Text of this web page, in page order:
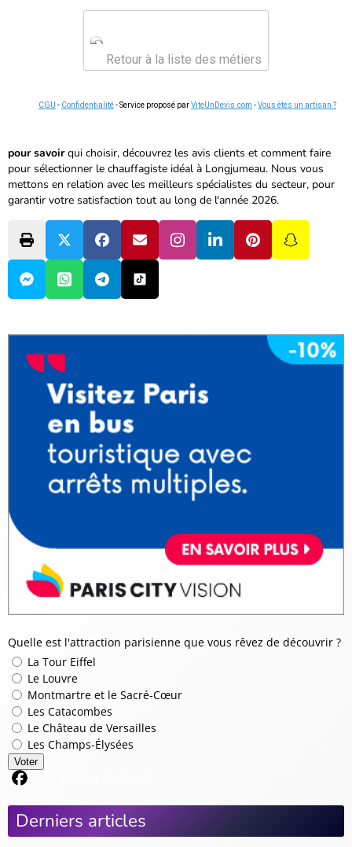
Retour à la liste des métiers
CGU - Confidentialité- Service proposé parViteUnDevis.com -Vous êtes un artisan ?
pour savoirqui choisir, découvrez les avis clients et comment faire
pour sélectionner le chauffagiste idéal à Longjumeau. Nous vous
mettons en relation avec les meilleurs spécialistes du secteur, pour
garantir votre satisfaction tout au long de l'année 2026.
Quelle est l'attraction parisienne que vous rêvez de découvrir ?
La Tour Eiffel
Le Louvre
Montmartre et le Sacré-Cœur
Les Catacombes
Le Château de Versailles
Les Champs-Élysées
Voter
Derniers articles